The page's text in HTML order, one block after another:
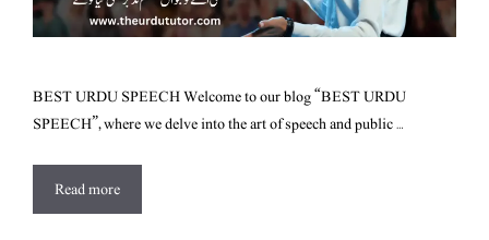
BEST URDU SPEECH Welcome to our blog “BEST URDU
SPEECH”, where we delve into the art of speech and public …
Read more